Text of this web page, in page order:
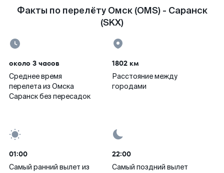
Факты по перелёту Омск (OMS) - Саранск
(SKX)
около 3 часов
Среднее время
перелета из Омска
Саранск без пересадок
1802 км
Расстояние между
городами
01:00
Самый ранний вылет из
22:00
Самый поздний вылет